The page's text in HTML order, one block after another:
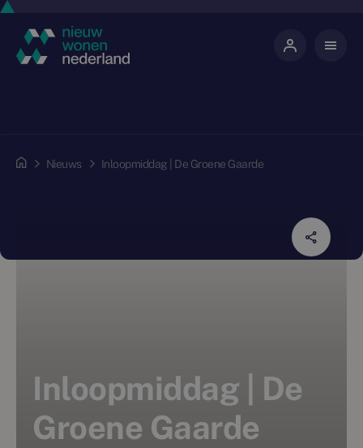
Nieuws Inloopmiddag | De Groene Gaarde
Inloopmiddag | De
Groene Gaarde